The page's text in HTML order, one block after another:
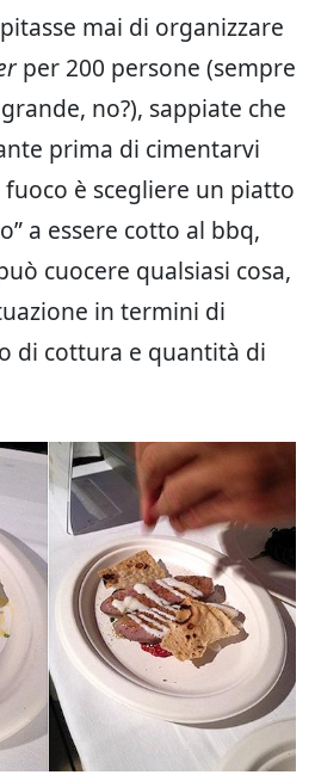
mai di organizzare
per 200 persone (sempre
no?), sappiate che
prima di cimentarvi
è scegliere un piatto
a essere cotto al bbq,
cuocere qualsiasi cosa,
in termini di
di cottura e quantità di